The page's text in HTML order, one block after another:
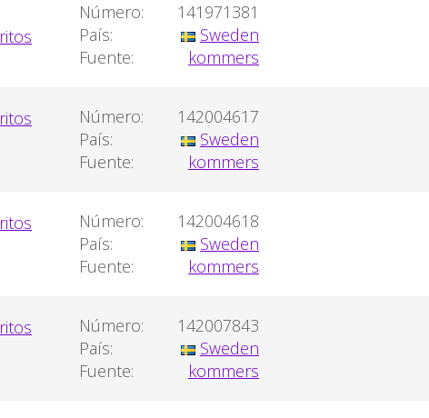
Número:
141971381
País:
Sweden
Fuente:
kommers
Número:
142004617
País:
Sweden
Fuente:
kommers
Número:
142004618
País:
Sweden
Fuente:
kommers
Número:
142007843
País:
Sweden
Fuente:
kommers